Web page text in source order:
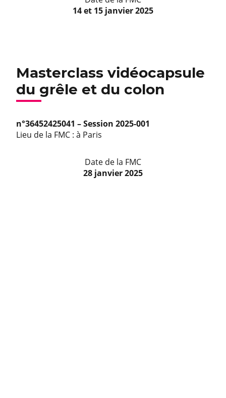
14 et 15 janvier 2025
Masterclass vidéocapsule
du grêle et du colon
n°36452425041 – Session 2025-001
Lieu de la FMC : à Paris
Date de la FMC
28 janvier 2025